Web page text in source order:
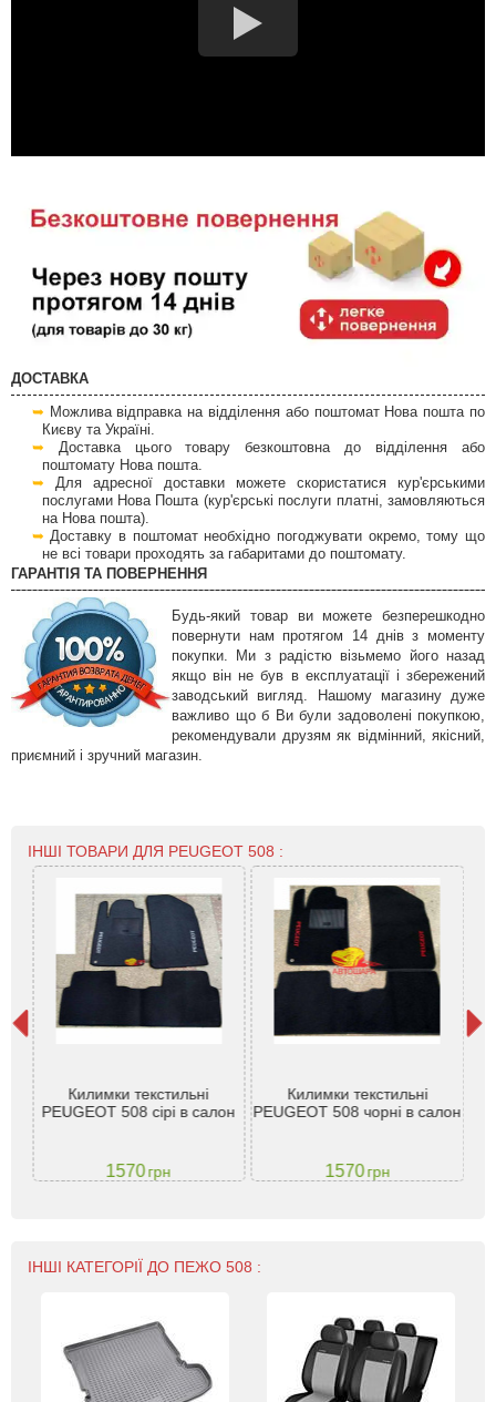
ДОСТАВКА
Можлива відправка на відділення або поштомат Нова пошта по
Києву та Україні.
Доставка цього товару безкоштовна до відділення або
поштомату Нова пошта.
Для адресної доставки можете скористатися кур'єрськими
послугами Нова Пошта (кур'єрські послуги платні, замовляються
на Нова пошта).
Доставку в поштомат необхідно погоджувати окремо, тому що
не всі товари проходять за габаритами до поштомату.
ГАРАНТІЯ ТА ПОВЕРНЕННЯ
Будь-який товар ви можете безперешкодно
повернути нам протягом 14 днів з моменту
покупки. Ми з радістю візьмемо його назад
якщо він не був в експлуатації і збережений
заводський вигляд. Нашому магазину дуже
важливо що б Ви були задоволені покупкою,
рекомендували друзям як відмінний, якісний,
приємний і зручний магазин.
ІНШІ ТОВАРИ ДЛЯ PEUGEOT 508 :
Килимки текстильні
PEUGEOT 508 сірі в салон
1570грн
Килимки текстильні
PEUGEOT 508 чорні в салон
1570грн
ІНШІ КАТЕГОРІЇ ДО ПЕЖО 508 :